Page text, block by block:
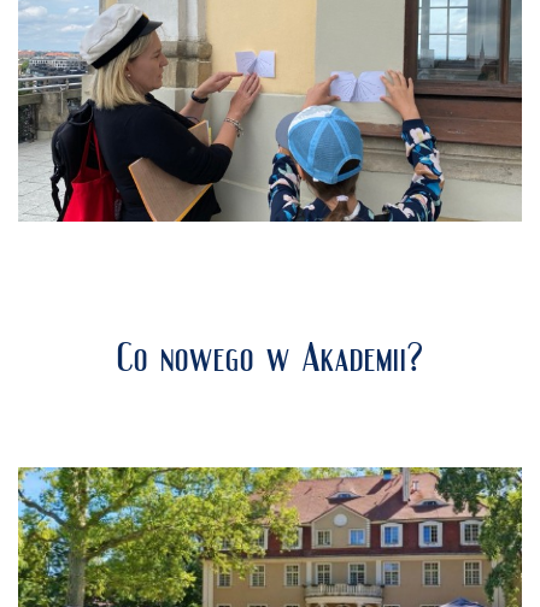
Co nowego w Akademii?